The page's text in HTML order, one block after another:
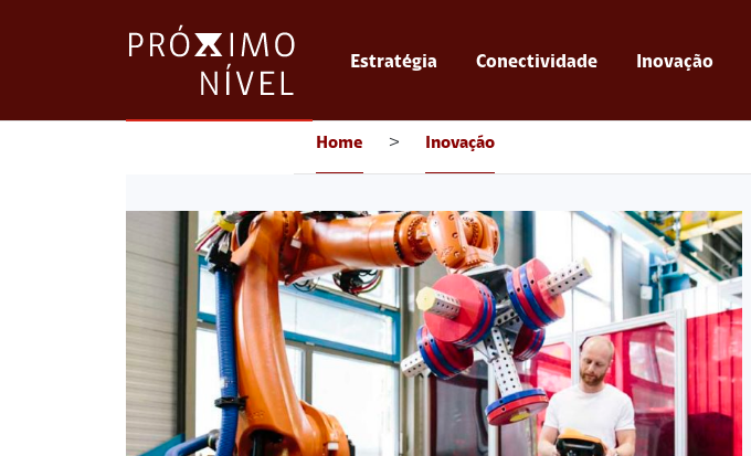
Estratégia Conectividade Inovação
Home > Inovação